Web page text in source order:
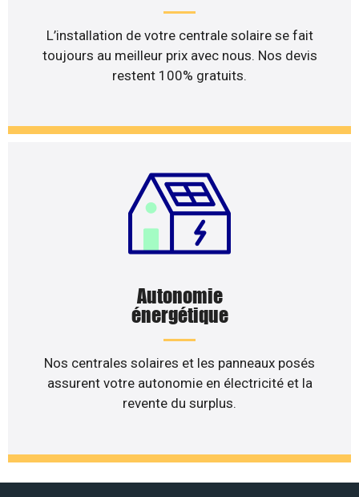
L’installation de votre centrale solaire se fait
toujours au meilleur prix avec nous. Nos devis
restent 100% gratuits.
Autonomie
énergétique
Nos centrales solaires et les panneaux posés
assurent votre autonomie en électricité et la
revente du surplus.